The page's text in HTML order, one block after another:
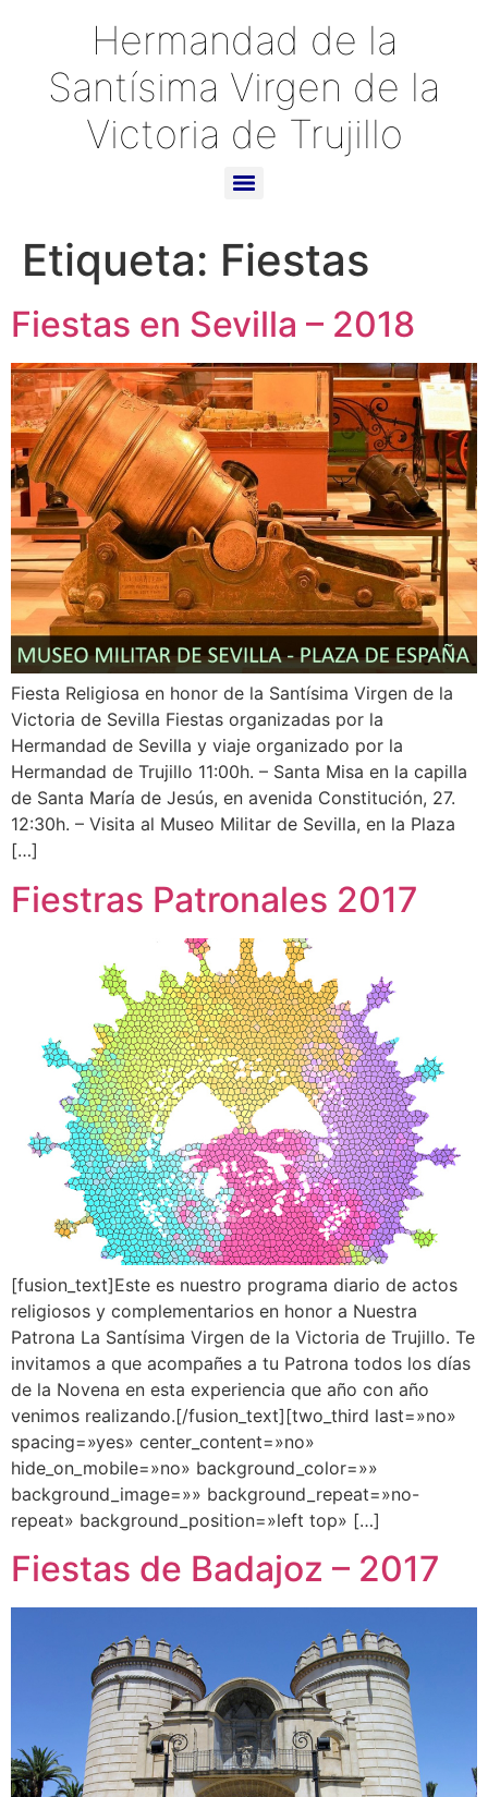
Hermandad de la
Santísima Virgen de la
Victoria de Trujillo
Etiqueta: Fiestas
Fiestas en Sevilla – 2018
Fiesta Religiosa en honor de la Santísima Virgen de la
Victoria de Sevilla Fiestas organizadas por la
Hermandad de Sevilla y viaje organizado por la
Hermandad de Trujillo 11:00h. – Santa Misa en la capilla
de Santa María de Jesús, en avenida Constitución, 27.
12:30h. – Visita al Museo Militar de Sevilla, en la Plaza
[…]
Fiestras Patronales 2017
[fusion_text]Este es nuestro programa diario de actos
religiosos y complementarios en honor a Nuestra
Patrona La Santísima Virgen de la Victoria de Trujillo. Te
invitamos a que acompañes a tu Patrona todos los días
de la Novena en esta experiencia que año con año
venimos realizando.[/fusion_text][two_third last=»no»
spacing=»yes» center_content=»no»
hide_on_mobile=»no» background_color=»»
background_image=»» background_repeat=»no-
repeat» background_position=»left top» […]
Fiestas de Badajoz – 2017